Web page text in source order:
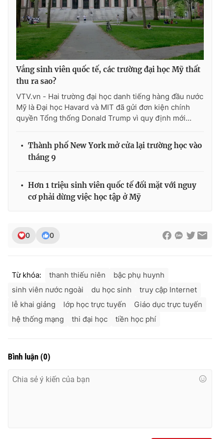
Vắng sinh viên quốc tế, các trường đại học Mỹ thất
thu ra sao?
VTV.vn - Hai trường đại học danh tiếng hàng đầu nước
Mỹ là Đại học Havard và MIT đã gửi đơn kiện chính
quyền Tổng thống Donald Trump vì quy định mới...
Thành phố New York mở cửa lại trường học vào
tháng 9
Hơn 1 triệu sinh viên quốc tế đối mặt với nguy
cơ phải dừng việc học tập ở Mỹ
0 0
Từ khóa: thanh thiếu niên
bậc phụ huynh
sinh viên nước ngoài
du học sinh
truy cập Internet
lễ khai giảng
lớp học trực tuyến
Giáo dục trực tuyến
hệ thống mạng
thi đại học tiền học phí
Bình luận (0)